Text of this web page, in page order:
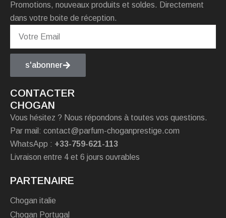
Promotions, nouveaux produits et soldes. Directement
dans votre boite de réception.
s'abonner
CONTACTER
CHOGAN
Vous hésitez ? Nous répondons à toutes vos questions.
Par mail: contact@parfum-choganprestige.com
WhatsApp : +33-759-621-113
Livraison entre 4 et 6 jours ouvrables
PARTENAIRE
Chogan italie
Chogan Portugal